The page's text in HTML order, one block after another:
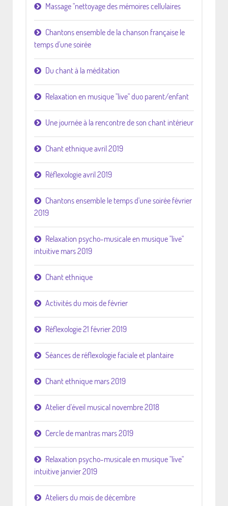
Massage "nettoyage des mémoires cellulaires
Chantons ensemble de la chanson française le
temps d'une soirée
Du chant à la méditation
Relaxation en musique "live" duo parent/enfant
Une journée à la rencontre de son chant intérieur
Chant ethnique avril 2019
Réflexologie avril 2019
Chantons ensemble le temps d'une soirée février
2019
Relaxation psycho-musicale en musique "live"
intuitive mars 2019
Chant ethnique
Activités du mois de février
Réflexologie 21 février 2019
Séances de réflexologie faciale et plantaire
Chant ethnique mars 2019
Atelier d'éveil musical novembre 2018
Cercle de mantras mars 2019
Relaxation psycho-musicale en musique "live"
intuitive janvier 2019
Ateliers du mois de décembre